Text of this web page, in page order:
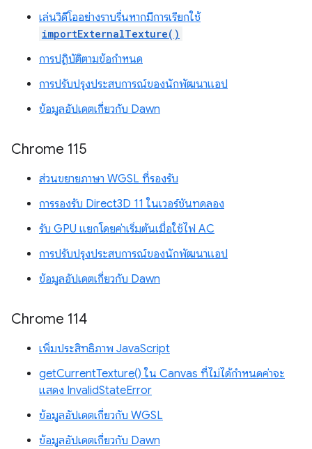
เล่นวิดีโออย่างราบรื่นหากมีการเรียกใช้
importExternalTexture()
การปฏิบัติตามข้อกำหนด
การปรับปรุงประสบการณ์ของนักพัฒนาแอป
ข้อมูลอัปเดตเกี่ยวกับ Dawn
Chrome 115
ส่วนขยายภาษา WGSL ที่รองรับ
การรองรับ Direct3D 11 ในเวอร์ชันทดลอง
รับ GPU แยกโดยค่าเริ่มต้นเมื่อใช้ไฟ AC
การปรับปรุงประสบการณ์ของนักพัฒนาแอป
ข้อมูลอัปเดตเกี่ยวกับ Dawn
Chrome 114
เพิ่มประสิทธิภาพ JavaScript
getCurrentTexture() ใน Canvas ที่ไม่ได้กำหนดค่าจะ
แสดง InvalidStateError
ข้อมูลอัปเดตเกี่ยวกับ WGSL
ข้อมูลอัปเดตเกี่ยวกับ Dawn